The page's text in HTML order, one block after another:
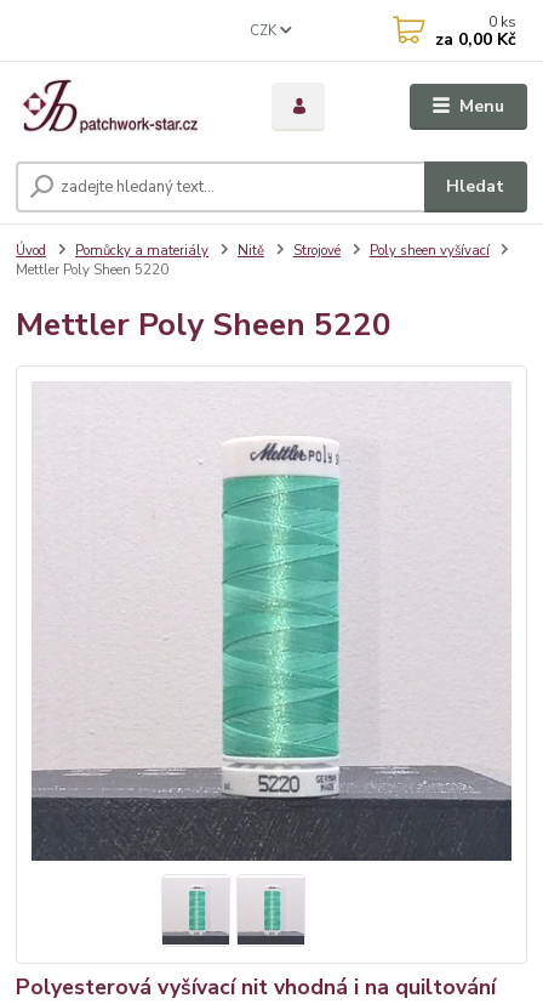
Menu
CZK
Hledat
0 ks
za 0,00 Kč
Úvod Pomůcky a materiály Nitě Strojové
Poly sheen vyšívací
Mettler Poly Sheen 5220
Mettler Poly Sheen 5220
Polyesterová vyšívací nit vhodná i na quiltování